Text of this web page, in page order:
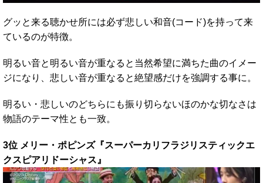
グッと来る聴かせ所には必ず悲しい和音(コード)を持って来
ているのが特徴。
明るい音と明るい音が重なると当然希望に満ちた曲のイメー
ジになり、悲しい音が重なると絶望感だけを強調する事に。
明るい・悲しいのどちらにも振り切らないほのかな切なさは
物語のテーマ性とも一致。
3位 メリー・ポピンズ『スーパーカリフラジリスティックエ
クスピアリドーシャス』